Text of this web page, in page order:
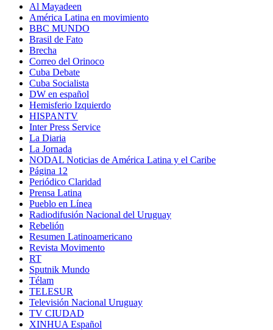
Al Mayadeen
América Latina en movimiento
BBC MUNDO
Brasil de Fato
Brecha
Correo del Orinoco
Cuba Debate
Cuba Socialista
DW en español
Hemisferio Izquierdo
HISPANTV
Inter Press Service
La Diaria
La Jornada
NODAL Noticias de América Latina y el Caribe
Página 12
Periódico Claridad
Prensa Latina
Pueblo en Línea
Radiodifusión Nacional del Uruguay
Rebelión
Resumen Latinoamericano
Revista Movimento
RT
Sputnik Mundo
Télam
TELESUR
Televisión Nacional Uruguay
TV CIUDAD
XINHUA Español